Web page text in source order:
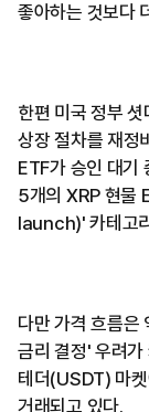
좋아하는 것보다
한편 미국 정부
상장 절차를 재정
ETF가 승인 대기
5개의 XRP 현물
launch)' 카테고
다만 가격 흐름은
금리 결정' 우려가
테더(USDT) 마
거래되고 있다.